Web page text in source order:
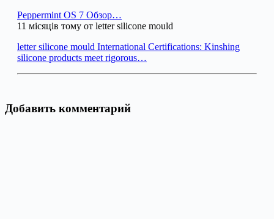
Peppermint OS 7 Обзор…
11 місяців тому от letter silicone mould
letter silicone mould International Certifications: Kinshing
silicone products meet rigorous…
Добавить комментарий